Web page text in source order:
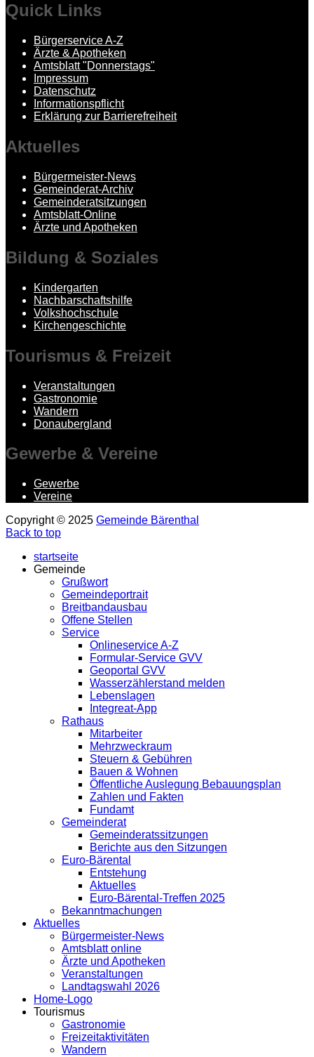
Quick Links
Bürgerservice A-Z
Ärzte & Apotheken
Amtsblatt "Donnerstags"
Impressum
Datenschutz
Informationspflicht
Erklärung zur Barrierefreiheit
Aktuelles
Bürgermeister-News
Gemeinderat-Archiv
Gemeinderatsitzungen
Amtsblatt-Online
Ärzte und Apotheken
Bildung & Soziales
Kindergarten
Nachbarschaftshilfe
Volkshochschule
Kirchengeschichte
Tourismus & Freizeit
Veranstaltungen
Gastronomie
Wandern
Donaubergland
Gewerbe & Vereine
Gewerbe
Vereine
Copyright © 2025 Gemeinde Bärenthal
Back to top
startseite
Gemeinde
Grußwort
Gemeindeportrait
Breitbandausbau
Offene Stellen
Service
Onlineservice A-Z
Formular-Service GVV
Geoportal GVV
Wasserzählerstand melden
Lebenslagen
Integreat-App
Rathaus
Mitarbeiter
Mehrzweckraum
Steuern & Gebühren
Bauen & Wohnen
Öffentliche Auslegung Bebauungsplan
Zahlen und Fakten
Fundamt
Gemeinderat
Gemeinderatssitzungen
Berichte aus den Sitzungen
Euro-Bärental
Entstehung
Aktuelles
Euro-Bärental-Treffen 2025
Bekanntmachungen
Aktuelles
Bürgermeister-News
Amtsblatt online
Ärzte und Apotheken
Veranstaltungen
Landtagswahl 2026
Home-Logo
Tourismus
Gastronomie
Freizeitaktivitäten
Wandern